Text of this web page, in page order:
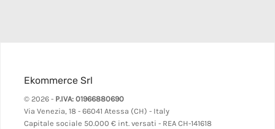
Ekommerce Srl
© 2026 - P.IVA: 01966880690
Via Venezia, 18 - 66041 Atessa (CH) - Italy
Capitale sociale 50.000 € int. versati - REA CH-141618